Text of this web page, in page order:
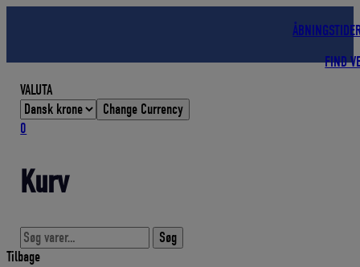
FIND
VALUTA
Change Currency
0
Kurv
Søg
efter:
Søg
Tilbage